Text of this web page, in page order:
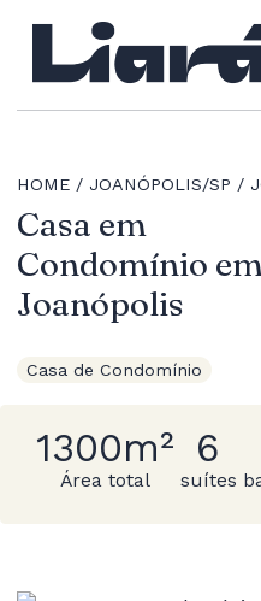
HOME JOANÓPOLIS/SP
Casa em
Condomínio em
Joanópolis
Casa de Condomínio
1300m²
Área total
6
suítes